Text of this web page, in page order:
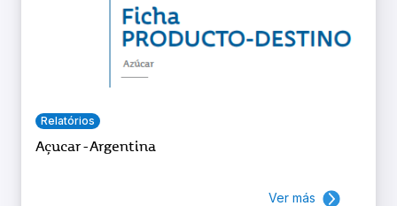
Relatórios
Açucar - Argentina
Ver más